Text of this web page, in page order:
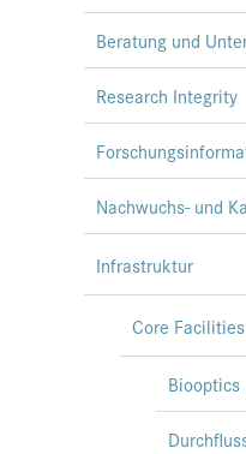
Beratung und
Research Integrity
Nachwuchs- und
Infrastruktur
Core Facilities